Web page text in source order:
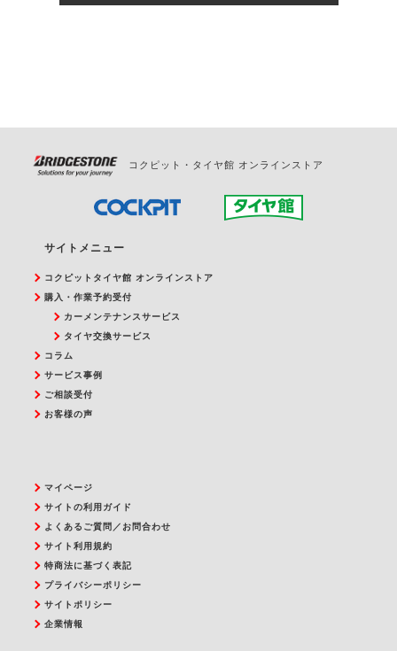
の日時変更につきましては、直接ご予約の店舗まで
コクピット・タイヤ館 オンラインストア
サイトメニュー
コクピットタイヤ館 オンラインストア
購入・作業予約受付
カーメンテナンスサービス
タイヤ交換サービス
コラム
サービス事例
ご相談受付
お客様の声
マイページ
サイトの利用ガイド
よくあるご質問／お問合わせ
サイト利用規約
特商法に基づく表記
プライバシーポリシー
サイトポリシー
企業情報